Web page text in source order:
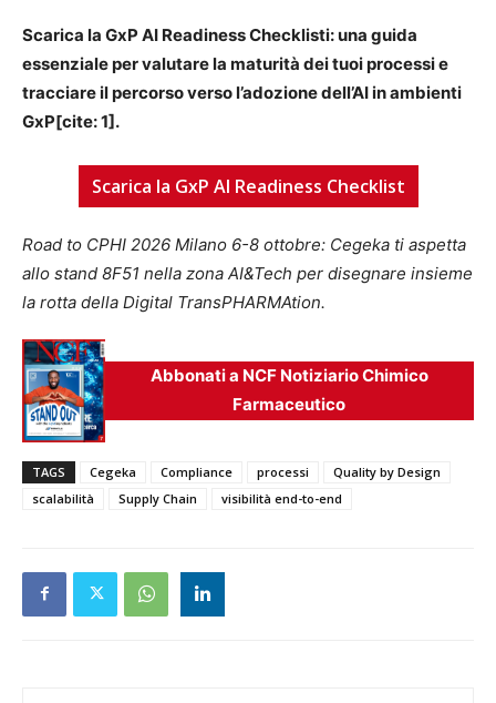
Scarica la GxP AI Readiness Checklisti: una guida
essenziale per valutare la maturità dei tuoi processi e
tracciare il percorso verso l’adozione dell’AI in ambienti
GxP[cite: 1].
Scarica la GxP AI Readiness Checklist
Road to CPHI 2026 Milano 6-8 ottobre: Cegeka ti aspetta
allo stand 8F51 nella zona AI&Tech per disegnare insieme
la rotta della Digital TransPHARMAtion.
Abbonati a NCF Notiziario Chimico
Farmaceutico
TAGS Cegeka Compliance processi
Quality by Design
scalabilità
Supply Chain visibilità end-to-end